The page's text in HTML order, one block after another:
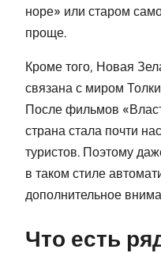
норе» или старом
проще.
Кроме того, Новая
связана с миром
После фильмов
страна стала почти
туристов. Поэтому
в таком стиле
дополнительное
Что есть